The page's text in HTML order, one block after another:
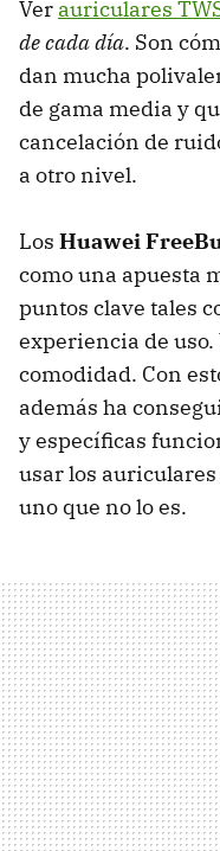
Ver auriculares
de cada día. Son
dan mucha
de gama media y
cancelación de
a otro nivel.
Los Huawei
como una apuesta
puntos clave tales
experiencia de
comodidad. Con
además ha
y específicas
usar los
uno que no lo es.